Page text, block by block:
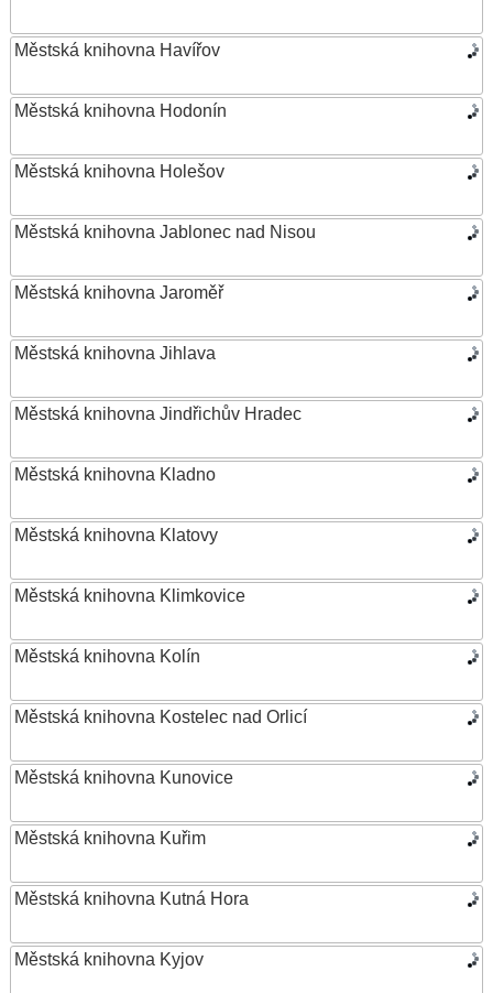
Městská knihovna Havířov
Městská knihovna Hodonín
Městská knihovna Holešov
Městská knihovna Jablonec nad Nisou
Městská knihovna Jaroměř
Městská knihovna Jihlava
Městská knihovna Jindřichův Hradec
Městská knihovna Kladno
Městská knihovna Klatovy
Městská knihovna Klimkovice
Městská knihovna Kolín
Městská knihovna Kostelec nad Orlicí
Městská knihovna Kunovice
Městská knihovna Kuřim
Městská knihovna Kutná Hora
Městská knihovna Kyjov